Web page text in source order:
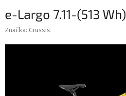
e-Largo 7.11-(513 Wh)
Značka: Crussis